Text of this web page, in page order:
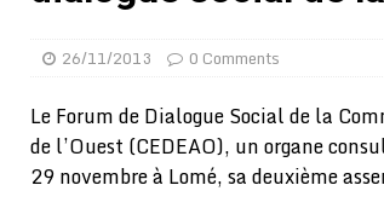
[ 02/08/2026 ] La
[ 01/08/2026 ] Quatre
[ 01/08/2026 ] Bénin :
[ 31/07/2026 ] Niger : le FMI
26/11/2013 0 Comments
Le Forum de Dialogue Social de la
de l’Ouest (CEDEAO), un organe
29 novembre à Lomé, sa deuxième